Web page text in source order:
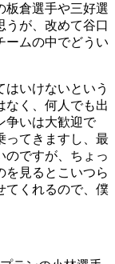
板倉選手や三好選
うが、改めて谷口
ームの中でどうい
はいけないという
なく、何人でも出
争いは大歓迎で
ってきますし、最
のですが、ちょっ
を見るとこいつら
てくれるので、僕